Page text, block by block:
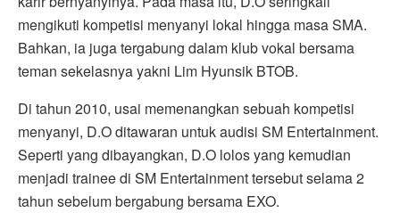
mengikuti kompetisi menyanyi lokal hingga masa SMA.
Bahkan, ia juga tergabung dalam klub vokal bersama
teman sekelasnya yakni Lim Hyunsik BTOB.
Di tahun 2010, usai memenangkan sebuah kompetisi
menyanyi, D.O ditawaran untuk audisi SM Entertainment.
Seperti yang dibayangkan, D.O lolos yang kemudian
menjadi trainee di SM Entertainment tersebut selama 2
tahun sebelum bergabung bersama EXO.